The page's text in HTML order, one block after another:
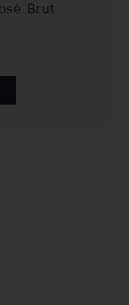
Brut